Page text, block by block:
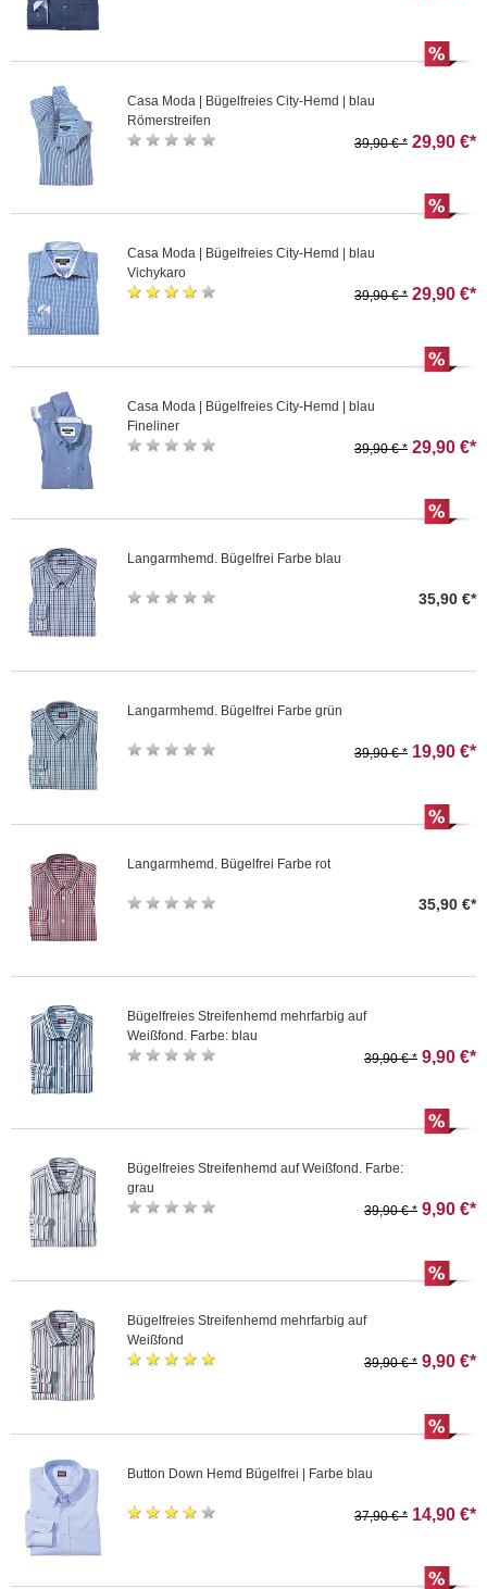
Casa Moda | Bügelfreies City-Hemd | blau
Römerstreifen
39,90 € * 29,90 €*
Casa Moda | Bügelfreies City-Hemd | blau
Vichykaro
39,90 € * 29,90 €*
Casa Moda | Bügelfreies City-Hemd | blau
Fineliner
39,90 € * 29,90 €*
Langarmhemd. Bügelfrei Farbe blau
35,90 €*
Langarmhemd. Bügelfrei Farbe grün
39,90 € * 19,90 €*
Langarmhemd. Bügelfrei Farbe rot
35,90 €*
Bügelfreies Streifenhemd mehrfarbig auf
Weißfond. Farbe: blau
39,90 € * 9,90 €*
Bügelfreies Streifenhemd auf Weißfond. Farbe:
grau
39,90 € * 9,90 €*
Bügelfreies Streifenhemd mehrfarbig auf
Weißfond
39,90 € * 9,90 €*
Button Down Hemd Bügelfrei | Farbe blau
37,90 € * 14,90 €*